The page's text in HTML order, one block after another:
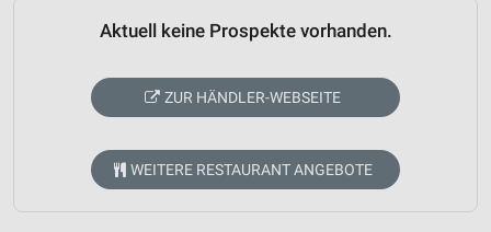
Aktuell keine Prospekte vorhanden.
ZUR HÄNDLER-WEBSEITE
WEITERE RESTAURANT ANGEBOTE